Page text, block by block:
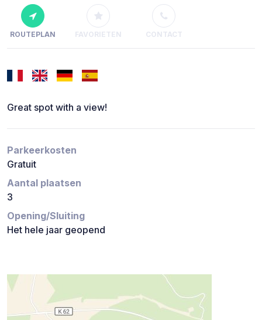
ROUTEPLAN FAVORIETEN CONTACT
Great spot with a view!
Parkeerkosten
Gratuit
Aantal plaatsen
3
Opening/Sluiting
Het hele jaar geopend